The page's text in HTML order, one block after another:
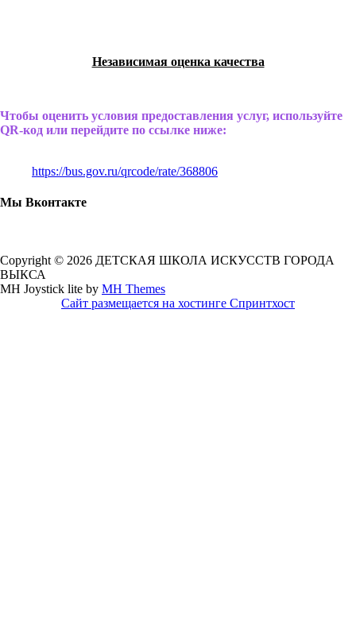
Независимая оценка качества
Чтобы оценить условия предоставления услуг, используйте
QR-код или перейдите по ссылке ниже:
https://bus.gov.ru/qrcode/rate/368806
Мы Вконтакте
Copyright © 2026 ДЕТСКАЯ ШКОЛА ИСКУССТВ ГОРОДА
ВЫКСА
MH Joystick lite by MH Themes
Сайт размещается на хостинге Спринтхост